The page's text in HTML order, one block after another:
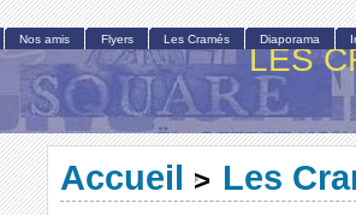
LES
Accueil > Les
Nos amis Flyers Les Cramés Diaporama